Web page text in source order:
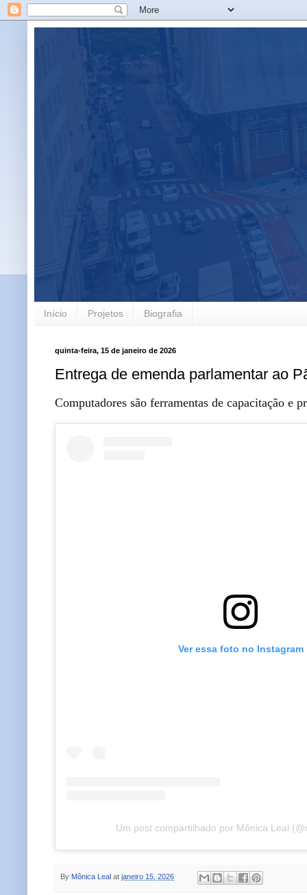
Início Projetos Biografia
quinta-feira, 15 de janeiro de 2026
Entrega de emenda parlamentar ao
Computadores são ferramentas de capacitação e
Ver essa foto no Instagram
Um post compartilhado por Mônica Leal
By Mônica Leal at janeiro 15, 2026